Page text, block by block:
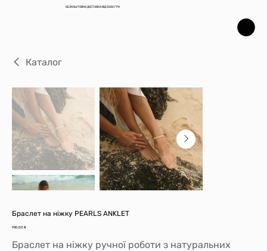
БЕЗКОШТОВНА ДОСТАВКА ВІД 3000 ГРН
Каталог
Браслет на ніжку PEARLS ANKLET
Ціна
930,00 ₴
Браслет на ніжку ручної роботи з натуральних